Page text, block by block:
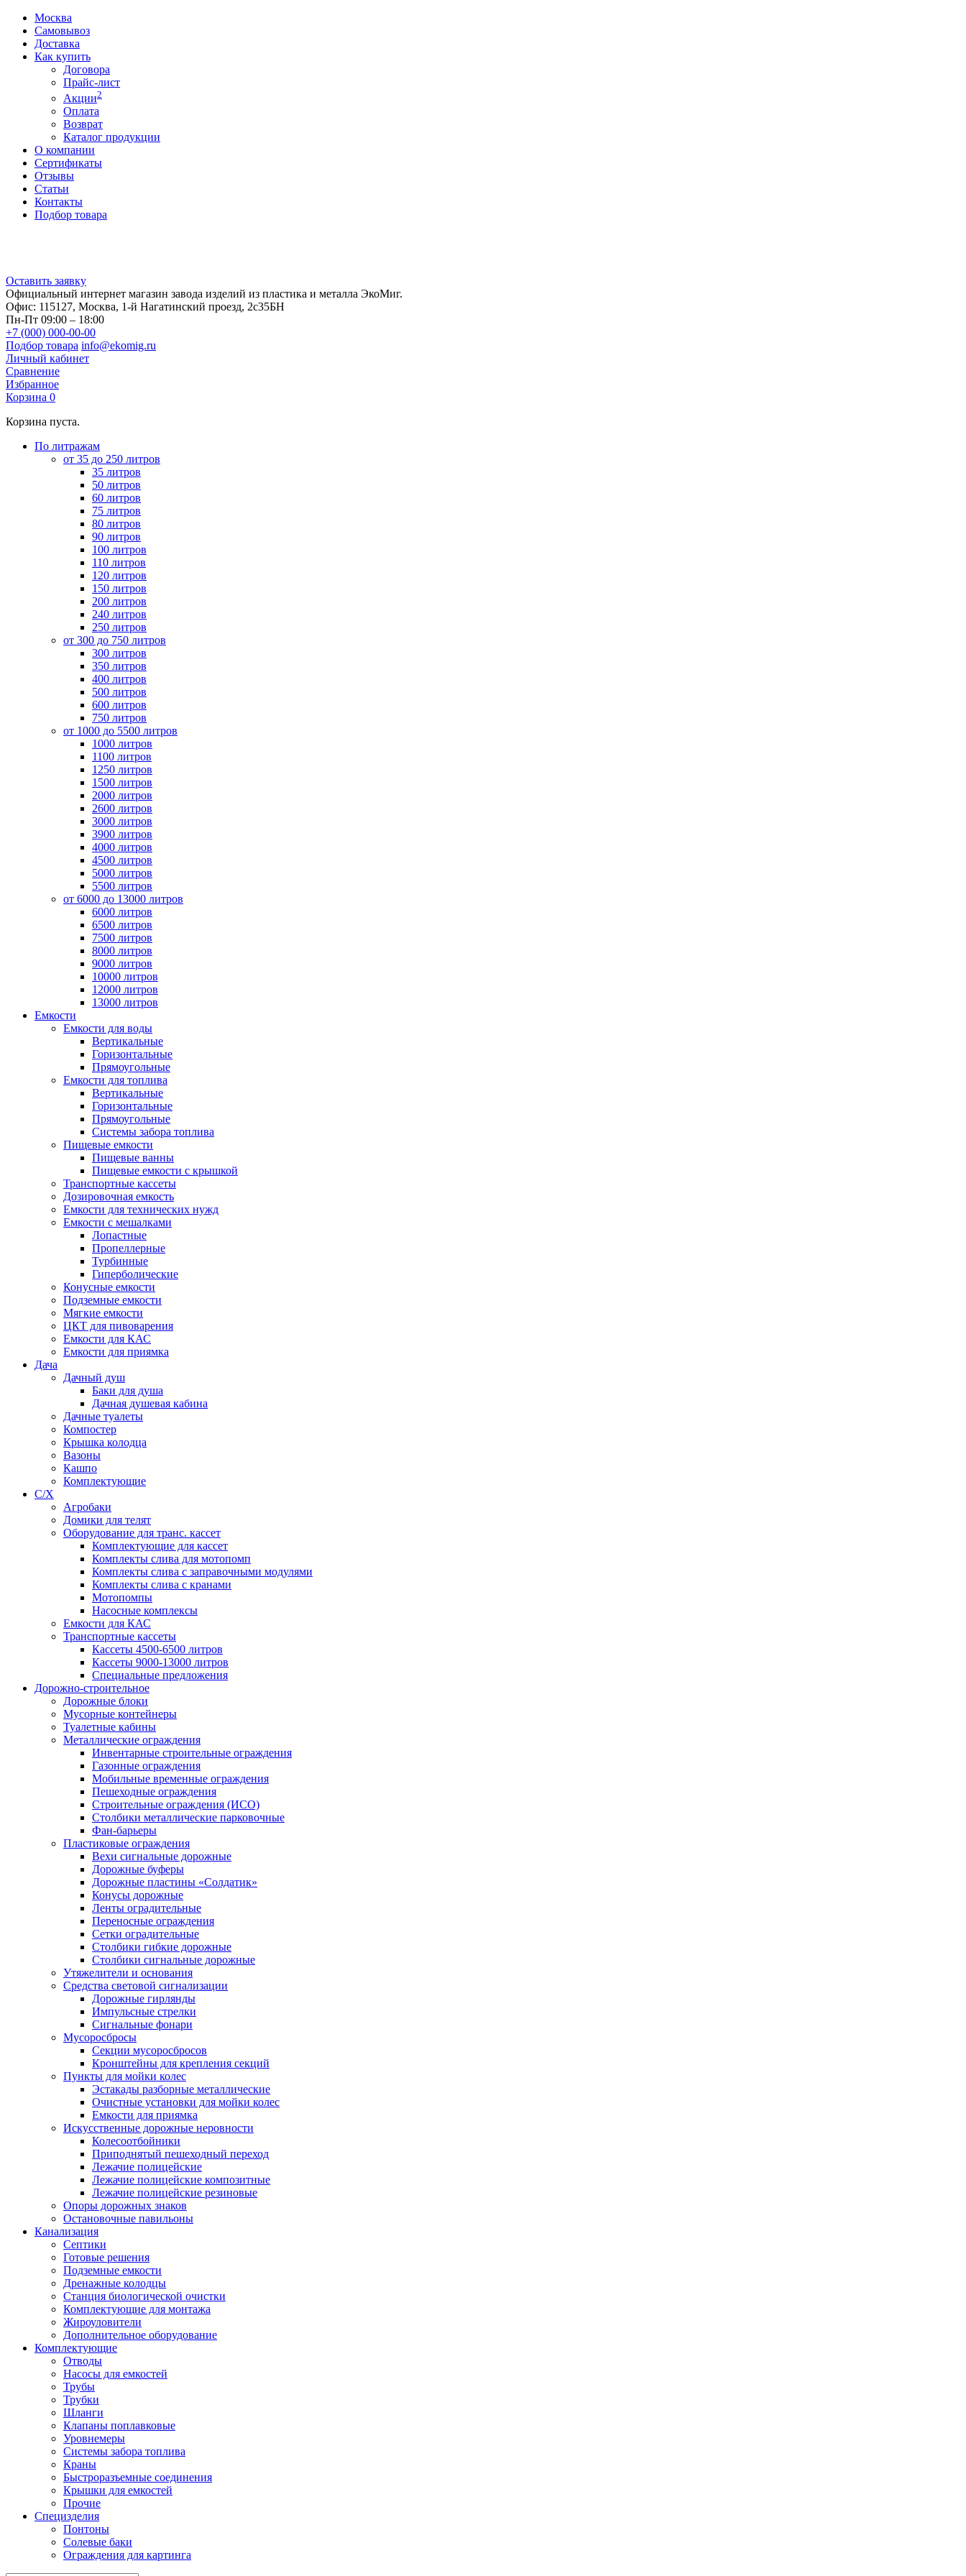
Москва
Самовывоз
Доставка
Как купить
Договора
Прайс-лист
Акции2
Оплата
Возврат
Каталог продукции
О компании
Сертификаты
Отзывы
Статьи
Контакты
Подбор товара
Оставить заявку
Официальный интернет магазин завода изделий из пластика и металла ЭкоМиг.
Офис: 115127, Москва, 1-й Нагатинский проезд, 2с35БН
Пн-Пт 09:00 – 18:00
+7 (000) 000-00-00
Подбор товара info@ekomig.ru
Личный кабинет
Сравнение
Избранное
Корзина 0
Корзина пуста.
По литражам
от 35 до 250 литров
35 литров
50 литров
60 литров
75 литров
80 литров
90 литров
100 литров
110 литров
120 литров
150 литров
200 литров
240 литров
250 литров
от 300 до 750 литров
300 литров
350 литров
400 литров
500 литров
600 литров
750 литров
от 1000 до 5500 литров
1000 литров
1100 литров
1250 литров
1500 литров
2000 литров
2600 литров
3000 литров
3900 литров
4000 литров
4500 литров
5000 литров
5500 литров
от 6000 до 13000 литров
6000 литров
6500 литров
7500 литров
8000 литров
9000 литров
10000 литров
12000 литров
13000 литров
Емкости
Емкости для воды
Вертикальные
Горизонтальные
Прямоугольные
Емкости для топлива
Вертикальные
Горизонтальные
Прямоугольные
Системы забора топлива
Пищевые емкости
Пищевые ванны
Пищевые емкости с крышкой
Транспортные кассеты
Дозировочная емкость
Емкости для технических нужд
Емкости с мешалками
Лопастные
Пропеллерные
Турбинные
Гиперболические
Конусные емкости
Подземные емкости
Мягкие емкости
ЦКТ для пивоварения
Емкости для КАС
Емкости для приямка
Дача
Дачный душ
Баки для душа
Дачная душевая кабина
Дачные туалеты
Компостер
Крышка колодца
Вазоны
Кашпо
Комплектующие
С/Х
Агробаки
Домики для телят
Оборудование для транс. кассет
Комплектующие для кассет
Комплекты слива для мотопомп
Комплекты слива с заправочными модулями
Комплекты слива с кранами
Мотопомпы
Насосные комплексы
Емкости для КАС
Транспортные кассеты
Кассеты 4500-6500 литров
Кассеты 9000-13000 литров
Специальные предложения
Дорожно-строительное
Дорожные блоки
Мусорные контейнеры
Туалетные кабины
Металлические ограждения
Инвентарные строительные ограждения
Газонные ограждения
Мобильные временные ограждения
Пешеходные ограждения
Строительные ограждения (ИСО)
Столбики металлические парковочные
Фан-барьеры
Пластиковые ограждения
Вехи сигнальные дорожные
Дорожные буферы
Дорожные пластины «Солдатик»
Конусы дорожные
Ленты оградительные
Переносные ограждения
Сетки оградительные
Столбики гибкие дорожные
Столбики сигнальные дорожные
Утяжелители и основания
Средства световой сигнализации
Дорожные гирлянды
Импульсные стрелки
Сигнальные фонари
Мусоросбросы
Секции мусоросбросов
Кронштейны для крепления секций
Пункты для мойки колес
Эстакады разборные металлические
Очистные установки для мойки колес
Емкости для приямка
Искусственные дорожные неровности
Колесоотбойники
Приподнятый пешеходный переход
Лежачие полицейские
Лежачие полицейские композитные
Лежачие полицейские резиновые
Опоры дорожных знаков
Остановочные павильоны
Канализация
Септики
Готовые решения
Подземные емкости
Дренажные колодцы
Станция биологической очистки
Комплектующие для монтажа
Жироуловители
Дополнительное оборудование
Комплектующие
Отводы
Насосы для емкостей
Трубы
Трубки
Шланги
Клапаны поплавковые
Уровнемеры
Системы забора топлива
Краны
Быстроразъемные соединения
Крышки для емкостей
Прочие
Специзделия
Понтоны
Солевые баки
Ограждения для картинга